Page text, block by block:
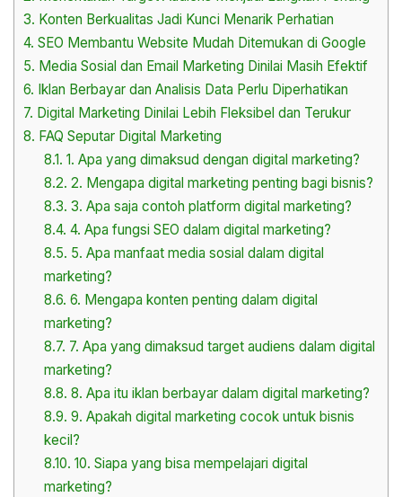
3. Konten Berkualitas Jadi Kunci Menarik Perhatian
4. SEO Membantu Website Mudah Ditemukan di Google
5. Media Sosial dan Email Marketing Dinilai Masih Efektif
6. Iklan Berbayar dan Analisis Data Perlu Diperhatikan
7. Digital Marketing Dinilai Lebih Fleksibel dan Terukur
8. FAQ Seputar Digital Marketing
8.1. 1. Apa yang dimaksud dengan digital marketing?
8.2. 2. Mengapa digital marketing penting bagi bisnis?
8.3. 3. Apa saja contoh platform digital marketing?
8.4. 4. Apa fungsi SEO dalam digital marketing?
8.5. 5. Apa manfaat media sosial dalam digital
marketing?
8.6. 6. Mengapa konten penting dalam digital
marketing?
8.7. 7. Apa yang dimaksud target audiens dalam digital
marketing?
8.8. 8. Apa itu iklan berbayar dalam digital marketing?
8.9. 9. Apakah digital marketing cocok untuk bisnis
kecil?
8.10. 10. Siapa yang bisa mempelajari digital
marketing?